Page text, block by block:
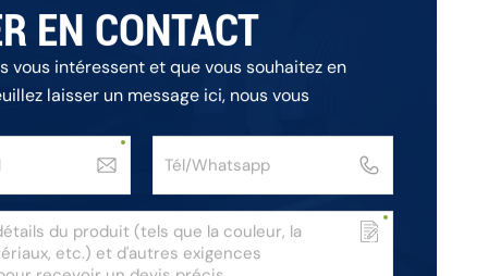
EN CONTACT
vous intéressent et que vous souhaitez en
laisser un message ici, nous vous